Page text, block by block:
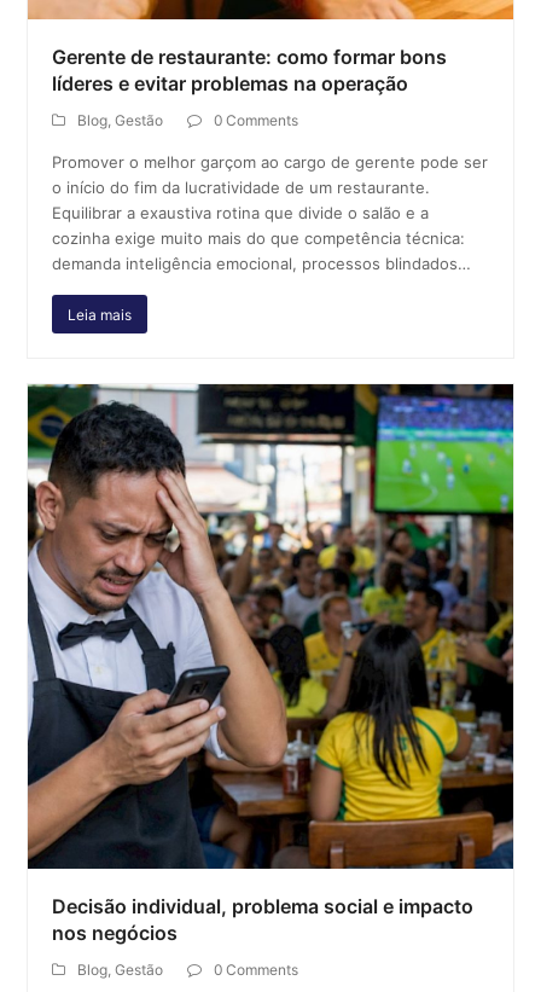
Gerente de restaurante: como formar bons
líderes e evitar problemas na operação
Blog,Gestão 0 Comments
Promover o melhor garçom ao cargo de gerente pode ser
o início do fim da lucratividade de um restaurante.
Equilibrar a exaustiva rotina que divide o salão e a
cozinha exige muito mais do que competência técnica:
demanda inteligência emocional, processos blindados…
Leia mais
Decisão individual, problema social e impacto
nos negócios
Blog,Gestão 0 Comments